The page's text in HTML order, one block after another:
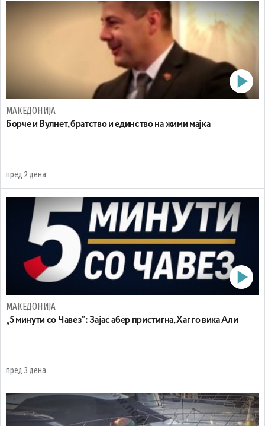
МАКЕДОНИЈА
Борче и Вулнет, братство и единство на жими мајка
пред 2 дена
МАКЕДОНИЈА
„5 минути со Чавез“: Зајас абер пристигна, Хаг го вика Али
пред 3 дена